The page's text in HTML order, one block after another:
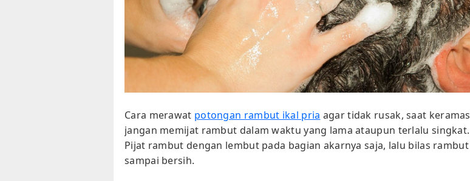
Cara merawat potongan rambut ikal pria agar tidak rusak, saat keramas
jangan memijat rambut dalam waktu yang lama ataupun terlalu singkat.
Pijat rambut dengan lembut pada bagian akarnya saja, lalu bilas rambut
sampai bersih.